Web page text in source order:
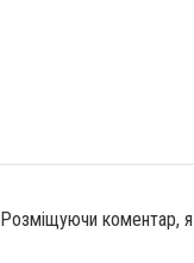
Розміщуючи коментар,